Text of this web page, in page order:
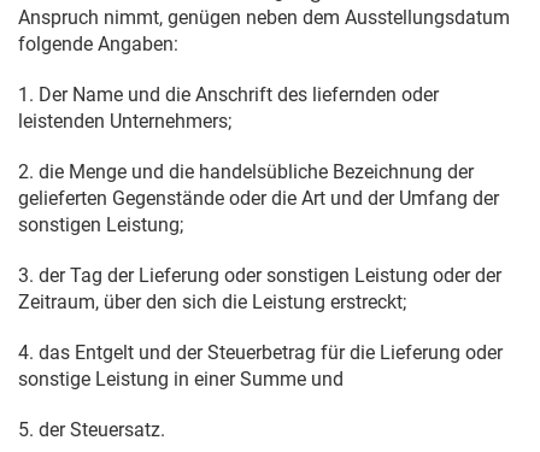
Anspruch nimmt, genügen neben dem Ausstellungsdatum
folgende Angaben:
1. Der Name und die Anschrift des liefernden oder
leistenden Unternehmers;
2. die Menge und die handelsübliche Bezeichnung der
gelieferten Gegenstände oder die Art und der Umfang der
sonstigen Leistung;
3. der Tag der Lieferung oder sonstigen Leistung oder der
Zeitraum, über den sich die Leistung erstreckt;
4. das Entgelt und der Steuerbetrag für die Lieferung oder
sonstige Leistung in einer Summe und
5. der Steuersatz.